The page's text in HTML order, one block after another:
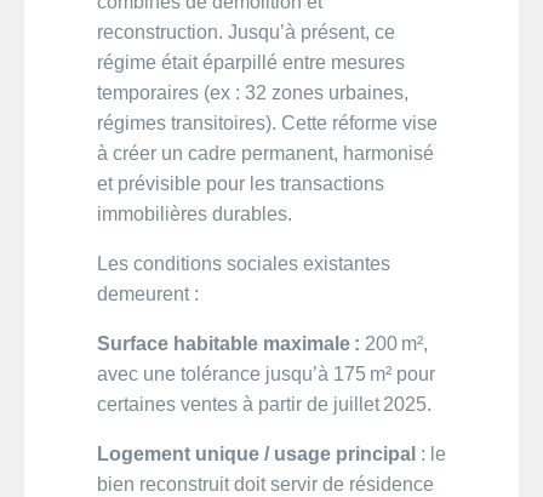
reconstruction. Jusqu’à présent, ce
régime était éparpillé entre mesures
temporaires (ex : 32 zones urbaines,
régimes transitoires). Cette réforme vise
à créer un cadre permanent, harmonisé
et prévisible pour les transactions
immobilières durables.
Les conditions sociales existantes
demeurent :
Surface habitable maximale : 200 m²,
avec une tolérance jusqu’à 175 m² pour
certaines ventes à partir de juillet 2025.
Logement unique / usage principal : le
bien reconstruit doit servir de résidence